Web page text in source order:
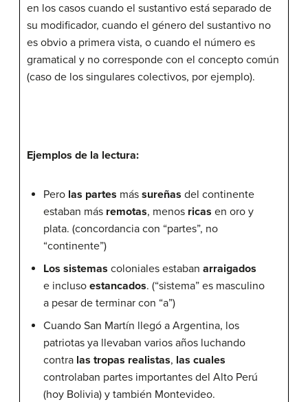
en los casos cuando el sustantivo está separado de
su modificador, cuando el género del sustantivo no
es obvio a primera vista, o cuando el número es
gramatical y no corresponde con el concepto común
(caso de los singulares colectivos, por ejemplo).
Ejemplos de la lectura:
Pero las partes más sureñas del continente
estaban más remotas, menos ricas en oro y
plata. (concordancia con “partes”, no
“continente”)
Los sistemas coloniales estaban arraigados
e incluso estancados. (“sistema” es masculino
a pesar de terminar con “a”)
Cuando San Martín llegó a Argentina, los
patriotas ya llevaban varios años luchando
contra las tropas realistas, las cuales
controlaban partes importantes del Alto Perú
(hoy Bolivia) y también Montevideo.